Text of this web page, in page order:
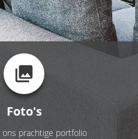
Foto's
ons prachtige portfolio